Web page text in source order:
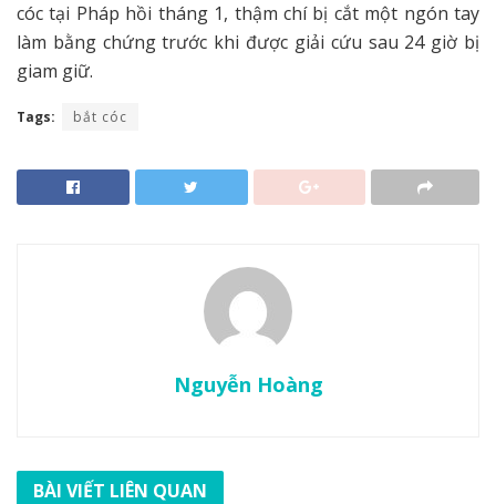
cóc tại Pháp hồi tháng 1, thậm chí bị cắt một ngón tay
làm bằng chứng trước khi được giải cứu sau 24 giờ bị
giam giữ.
Tags: bắt cóc
Nguyễn Hoàng
BÀI VIẾT LIÊN QUAN